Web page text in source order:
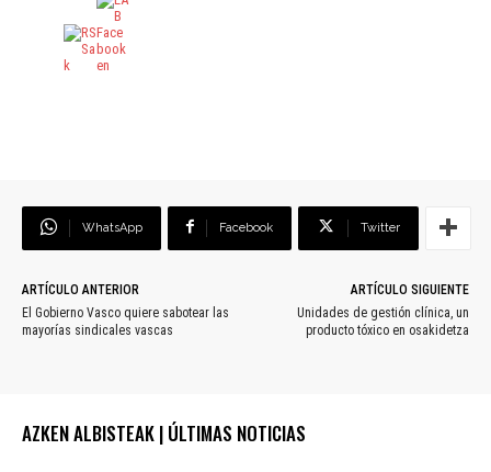
WhatsApp Facebook Twitter
ARTÍCULO ANTERIOR
El Gobierno Vasco quiere sabotear las
mayorías sindicales vascas
ARTÍCULO SIGUIENTE
Unidades de gestión clínica, un
producto tóxico en osakidetza
AZKEN ALBISTEAK | ÚLTIMAS NOTICIAS